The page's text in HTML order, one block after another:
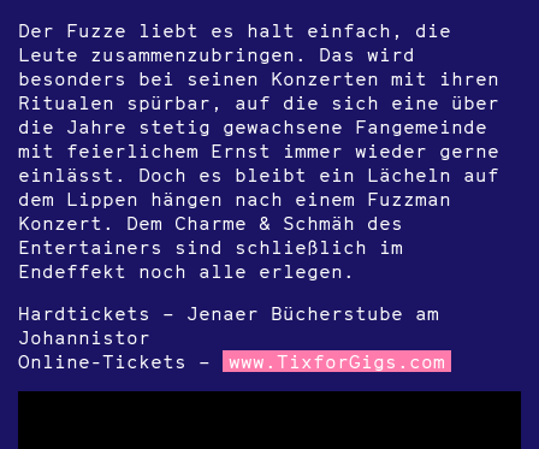
Der Fuzze liebt es halt einfach, die
Leute zusammenzubringen. Das wird
besonders bei seinen Konzerten mit ihren
Ritualen spürbar, auf die sich eine über
die Jahre stetig gewachsene Fangemeinde
mit feierlichem Ernst immer wieder gerne
einlässt. Doch es bleibt ein Lächeln auf
dem Lippen hängen nach einem Fuzzman
Konzert. Dem Charme & Schmäh des
Entertainers sind schließlich im
Endeffekt noch alle erlegen.
Hardtickets – Jenaer Bücherstube am
Johannistor
Online-Tickets –
www.TixforGigs.com